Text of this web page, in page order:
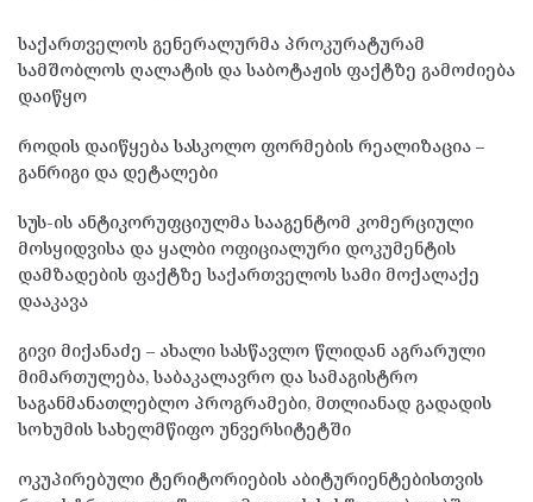
საქართველოს გენერალურმა პროკურატურამ
სამშობლოს ღალატის და საბოტაჟის ფაქტზე გამოძიება
დაიწყო
როდის დაიწყება სასკოლო ფორმების რეალიზაცია –
განრიგი და დეტალები
სუს-ის ანტიკორუფციულმა სააგენტომ კომერციული
მოსყიდვისა და ყალბი ოფიციალური დოკუმენტის
დამზადების ფაქტზე საქართველოს სამი მოქალაქე
დააკავა
გივი მიქანაძე – ახალი სასწავლო წლიდან აგრარული
მიმართულება, საბაკალავრო და სამაგისტრო
საგანმანათლებლო პროგრამები, მთლიანად გადადის
სოხუმის სახელმწიფო უნვერსიტეტში
ოკუპირებული ტერიტორიების აბიტურიენტებისთვის